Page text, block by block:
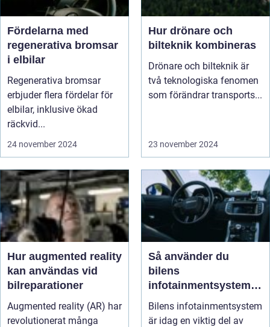
Fördelarna med
regenerativa bromsar
i elbilar
Regenerativa bromsar
erbjuder flera fördelar för
elbilar, inklusive ökad
räckvid...
24 november 2024
Hur drönare och
bilteknik kombineras
Drönare och bilteknik är
två teknologiska fenomen
som förändrar transports...
23 november 2024
Hur augmented reality
kan användas vid
bilreparationer
Augmented reality (AR) har
revolutionerat många
Så använder du
bilens
infotainmentsystem
effektivt
Bilens infotainmentsystem
är idag en viktig del av